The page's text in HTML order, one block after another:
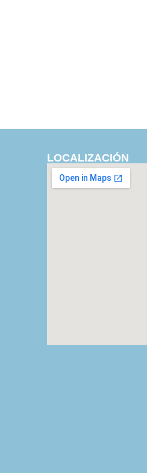
LOCALIZACIÓN